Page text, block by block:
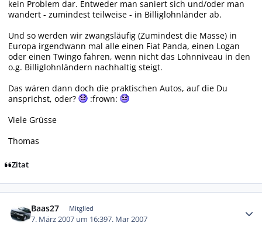
kein Problem dar. Entweder man saniert sich und/oder man
wandert - zumindest teilweise - in Billiglohnländer ab.
Und so werden wir zwangsläufig (Zumindest die Masse) in
Europa irgendwann mal alle einen Fiat Panda, einen Logan
oder einen Twingo fahren, wenn nicht das Lohnniveau in den
o.g. Billiglohnländern nachhaltig steigt.
Das wären dann doch die praktischen Autos, auf die Du
ansprichst, oder?
:frown:
Viele Grüsse
Thomas
Zitat
Baas27 Mitglied
7. März 2007 um 16:397. Mar 2007